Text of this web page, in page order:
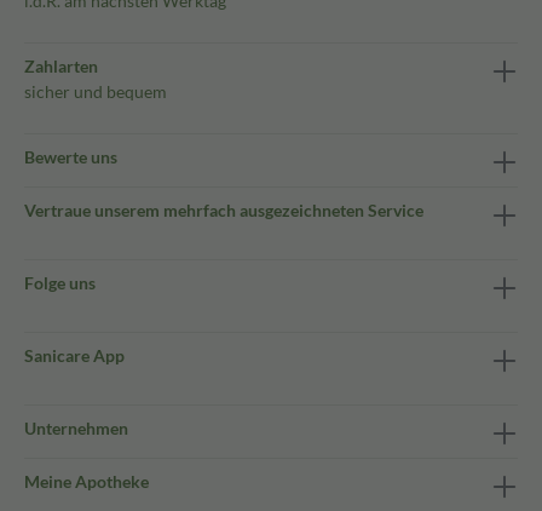
Zahlarten
sicher und bequem
Bewerte uns
Vertraue unserem mehrfach ausgezeichneten Service
Folge uns
Sanicare App
Unternehmen
Meine Apotheke